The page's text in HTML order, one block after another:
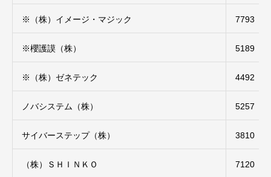
※（株）イメージ・マジック 7793
※櫻護謨（株） 5189
※（株）ゼネテック 4492
ノバシステム（株） 5257
サイバーステップ（株） 3810
（株）ＳＨＩＮＫＯ 7120